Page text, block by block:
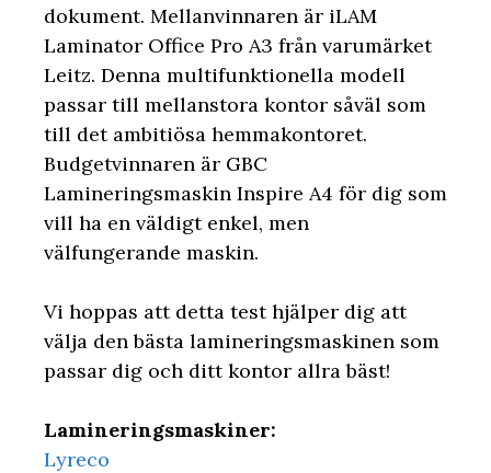
dokument. Mellanvinnaren är iLAM
Laminator Office Pro A3 från varumärket
Leitz. Denna multifunktionella modell
passar till mellanstora kontor såväl som
till det ambitiösa hemmakontoret.
Budgetvinnaren är GBC
Lamineringsmaskin Inspire A4 för dig som
vill ha en väldigt enkel, men
välfungerande maskin.
Vi hoppas att detta test hjälper dig att
välja den bästa lamineringsmaskinen som
passar dig och ditt kontor allra bäst!
Lamineringsmaskiner:
Lyreco